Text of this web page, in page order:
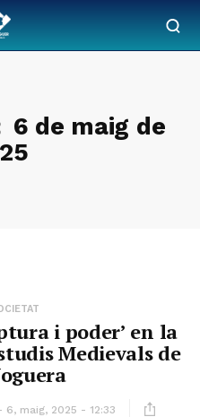
6 de maig de
i poder’ en la
Medievals de
6, maig, 2025 - 12:33